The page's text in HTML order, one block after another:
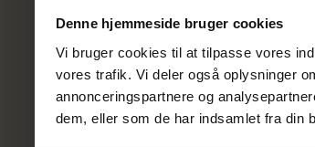
Denne hjemmeside bruger cookies
Vi bruger cookies til at tilpasse vores
vores trafik. Vi deler også oplysninger
annonceringspartnere og
dem, eller som de har indsamlet fra din
Hoptimist Bimble -